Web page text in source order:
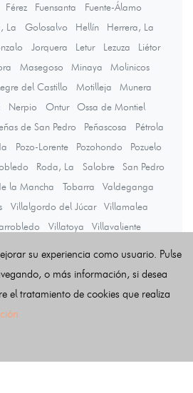
Férez Fuensanta
Fuente-Álamo
La Golosalvo Hellín
Herrera, La
Jorquera Letur Lezuza
Liétor
Masegoso Minaya
Molinicos
del Castillo Motilleja
Munera
Nerpio Ontur
Ossa de Montiel
de San Pedro Peñascosa
Pétrola
Pozo-Lorente Pozohondo
Pozuelo
Roda, La Salobre
San Pedro
la Mancha Tobarra
Valdeganga
Villalgordo del Júcar
Villamalea
Villatoya
Villavaliente
Últimas noticias
su experiencia como usuario. Pulse
o más información, si desea
el tratamiento de cookies que realiza